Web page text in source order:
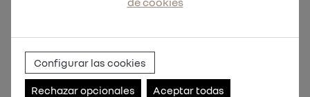
Configurar las cookies
Rechazar opcionales Aceptar todas